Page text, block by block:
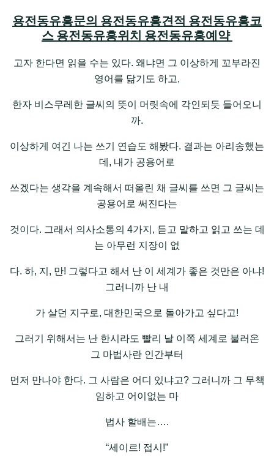
용전동유흥문의 용전동유흥견적 용전동유흥코
스 용전동유흥위치 용전동유흥예약
고자 한다면 읽을 수는 있다. 왜냐면 그 이상하게 꼬부라진
영어를 닮기도 하고,
한자 비스무레한 글씨의 뜻이 머릿속에 각인되듯 들어오니
까.
이상하게 여긴 나는 쓰기 연습도 해봤다. 결과는 아리송했는
데, 내가 공용어로
쓰겠다는 생각을 계속해서 떠올린 채 글씨를 쓰면 그 글씨는
공용어로 써진다는
것이다. 그래서 의사소통의 4가지, 듣고 말하고 읽고 쓰는 데
는 아무런 지장이 없
다. 하, 지, 만! 그렇다고 해서 난 이 세계가 좋은 것만은 아냐!
그러니까 난 내
가 살던 지구로, 대한민국으로 돌아가고 싶다고!
그러기 위해서는 난 한시라도 빨리 날 이쪽 세계로 불러온
그 마법사란 인간부터
먼저 만나야 한다. 그 사람은 어디 있냐고? 그러니까 그 무책
임하고 어이없는 마
법사 할배는….
“세이르! 접시!”